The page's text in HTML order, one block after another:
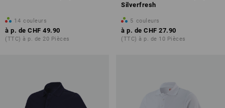
14 couleurs
à p. de CHF 49.90
(TTC) à p. de 20 Pièces
Silverfresh
5 couleurs
à p. de CHF 27.90
(TTC) à p. de 10 Pièces